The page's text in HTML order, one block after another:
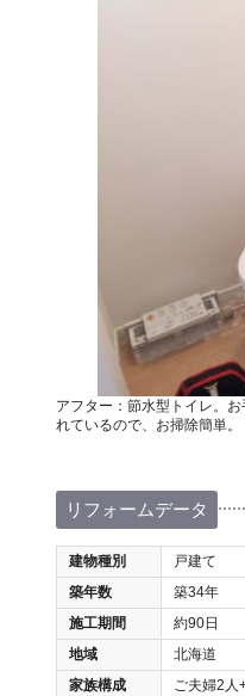
アフター：節水型トイレ。
れているので、お掃除簡単。
リフォームデータ
建物種別
戸建て
築年数
築34年
施工期間
約90日
地域
北海道
家族構成
ご夫婦2人